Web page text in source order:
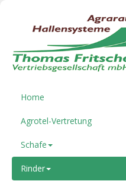
Home
Agrotel-Vertretung
Schafe
Rinder